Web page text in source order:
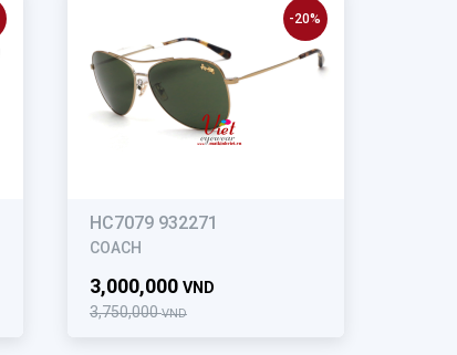
HC7079 932271
COACH
3,750,000VND
3,000,000 VND
-20%